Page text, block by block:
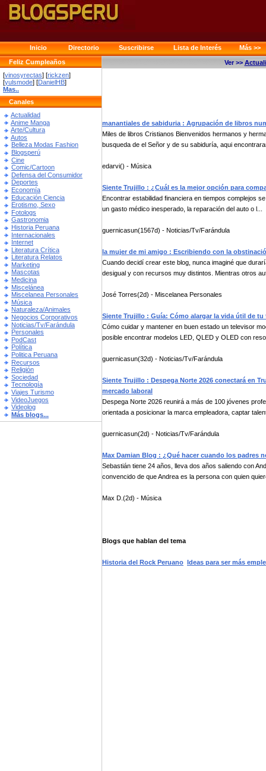
Inicio Directorio Suscribirse Lista de Interés
Más >>
Feliz Cumpleaños
[vinosyrectas] [rickzen]
[yulsmode] [DanielHB]
Mas..
Canales
Actualidad
Anime Manga
Arte/Cultura
Autos
Belleza Modas Fashion
Blogsperú
Cine
Comic/Cartoon
Defensa del Consumidor
Deportes
Economía
Educación Ciencia
Erotismo, Sexo
Fotologs
Gastronomia
Historia Peruana
Internacionales
Internet
Literatura Crítica
Literatura Relatos
Marketing
Mascotas
Medicina
Miscelánea
Miscelanea Personales
Música
Naturaleza/Animales
Negocios Corporativos
Noticias/Tv/Farándula
Personales
PodCast
Política
Politica Peruana
Recursos
Religión
Sociedad
Tecnología
Viajes Turismo
VideoJuegos
Videolog
Más blogs...
Ver >>
manantiales de sabiduria : Agrupación de libros
Miles de libros Cristianos Bienvenidos hermanos y
busqueda de el Señor y de su sabiduría, aqui
edarvi() - Música
Siente Trujillo : ¿Cuál es la mejor opción para
Encontrar estabilidad financiera en tiempos complejos
un gasto médico inesperado, la reparación del auto o l...
guernicasun(1567d) - Noticias/Tv/Farándula
la mujer de mi amigo : Escribiendo con la
Cuando decidí crear este blog, nunca imaginé que
desigual y con recursos muy distintos. Mientras otros
José Torres(2d) - Miscelanea Personales
Siente Trujillo : Guía: Cómo alargar la vida útil de tu
Cómo cuidar y mantener en buen estado un televisor
posible encontrar modelos LED, QLED y OLED con
guernicasun(32d) - Noticias/Tv/Farándula
Siente Trujillo : Despega Norte 2026 conectará en
mercado laboral
Despega Norte 2026 reunirá a más de 100 jóvenes
orientada a posicionar la marca empleadora, captar
guernicasun(2d) - Noticias/Tv/Farándula
Max Damian Blog : ¿Qué hacer cuando los padres
Sebastián tiene 24 años, lleva dos años saliendo con
convencido de que Andrea es la persona con quien
Max D.(2d) - Música
Blogs que hablan del tema
Historia del Rock Peruano Ideas para ser más